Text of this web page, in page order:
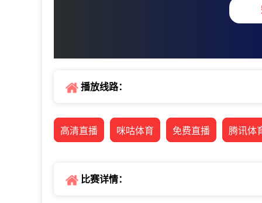
播放线路：
高清直播 咪咕体育 免费直播 腾讯体
比赛详情：